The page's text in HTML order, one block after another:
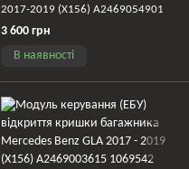
2017-2019 (X156) A2469054901
3 600 грн
В наявності